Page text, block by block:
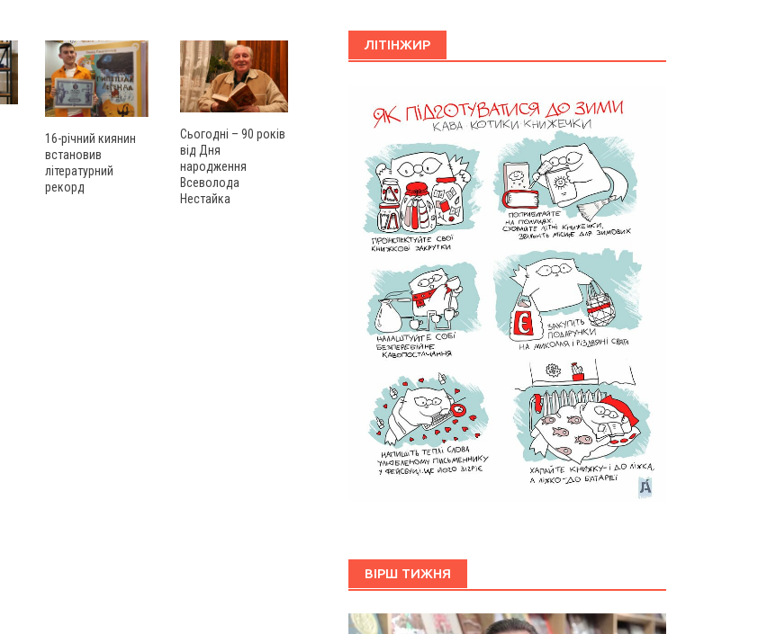
16-річний киянин
встановив
літературний
рекорд
Сьогодні – 90 років
від Дня
народження
Всеволода
Нестайка
ЛІТІНЖИР
ВІРШ ТИЖНЯ